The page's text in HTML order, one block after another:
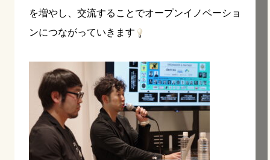
を増やし、交流することでオープンイノベーショ
ンにつながっていきます